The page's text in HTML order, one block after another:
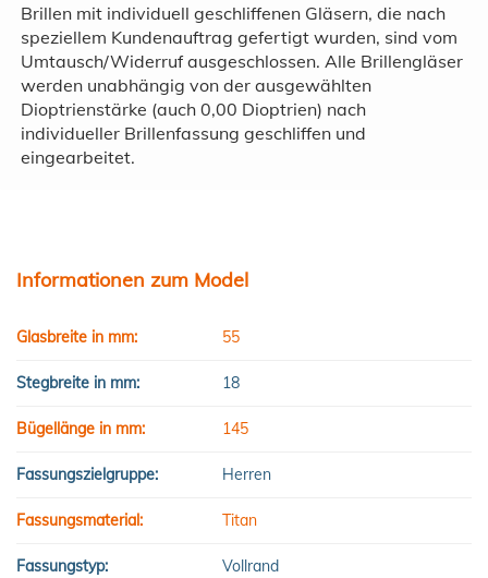
Brillen mit individuell geschliffenen Gläsern, die nach
speziellem Kundenauftrag gefertigt wurden, sind vom
Umtausch/Widerruf ausgeschlossen. Alle Brillengläser
werden unabhängig von der ausgewählten
Dioptrienstärke (auch 0,00 Dioptrien) nach
individueller Brillenfassung geschliffen und
eingearbeitet.
Informationen zum Model
Glasbreite in mm: 55
Stegbreite in mm: 18
Bügellänge in mm: 145
Fassungszielgruppe: Herren
Fassungsmaterial: Titan
Fassungstyp: Vollrand